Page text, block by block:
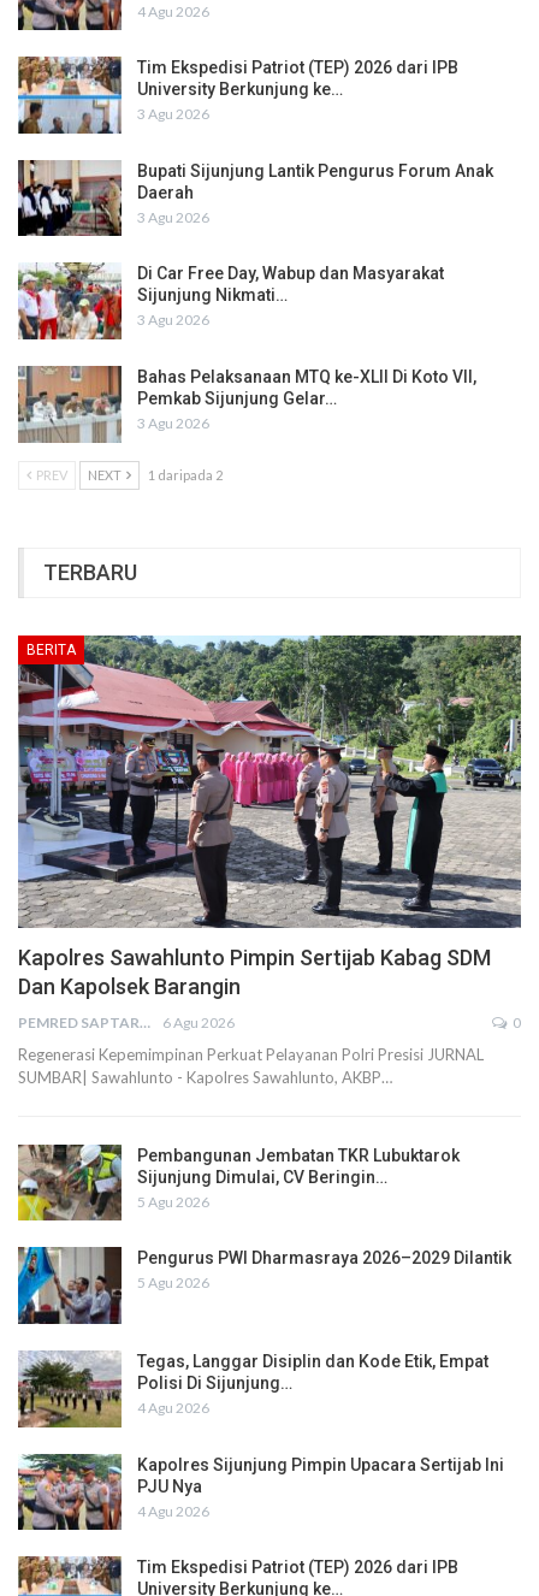
4 Agu 2026
Tim Ekspedisi Patriot (TEP) 2026 dari IPB
University Berkunjung ke…
3 Agu 2026
Bupati Sijunjung Lantik Pengurus Forum Anak
Daerah
3 Agu 2026
Di Car Free Day, Wabup dan Masyarakat
Sijunjung Nikmati…
3 Agu 2026
Bahas Pelaksanaan MTQ ke-XLII Di Koto VII,
Pemkab Sijunjung Gelar…
3 Agu 2026
PREV NEXT 1 daripada 2
TERBARU
BERITA
Kapolres Sawahlunto Pimpin Sertijab Kabag SDM
Dan Kapolsek Barangin
PEMRED SAPTARIUS 6 Agu 2026 0
Regenerasi Kepemimpinan Perkuat Pelayanan Polri Presisi JURNAL
SUMBAR| Sawahlunto - Kapolres Sawahlunto, AKBP…
Pembangunan Jembatan TKR Lubuktarok
Sijunjung Dimulai, CV Beringin…
5 Agu 2026
Pengurus PWI Dharmasraya 2026–2029 Dilantik
5 Agu 2026
Tegas, Langgar Disiplin dan Kode Etik, Empat
Polisi Di Sijunjung…
4 Agu 2026
Kapolres Sijunjung Pimpin Upacara Sertijab Ini
PJU Nya
4 Agu 2026
Tim Ekspedisi Patriot (TEP) 2026 dari IPB
University Berkunjung ke…